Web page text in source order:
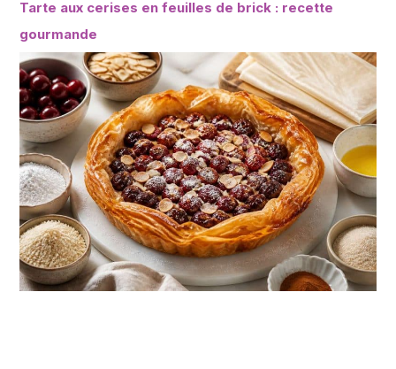
Tarte aux cerises en feuilles de brick : recette
gourmande